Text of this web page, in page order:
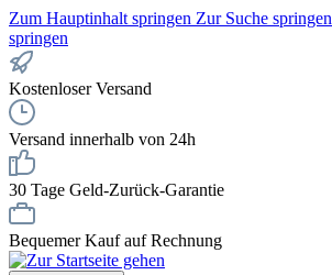
Zum Hauptinhalt springen Zur Suche springen
springen
Kostenloser Versand
Versand innerhalb von 24h
30 Tage Geld-Zurück-Garantie
Bequemer Kauf auf Rechnung